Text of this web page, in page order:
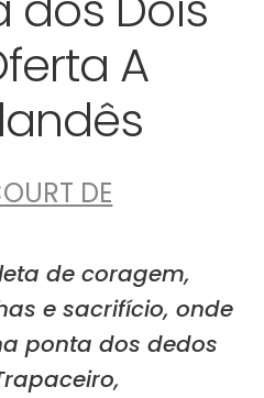
A
DE
de coragem,
e sacrifício, onde
ponta dos dedos